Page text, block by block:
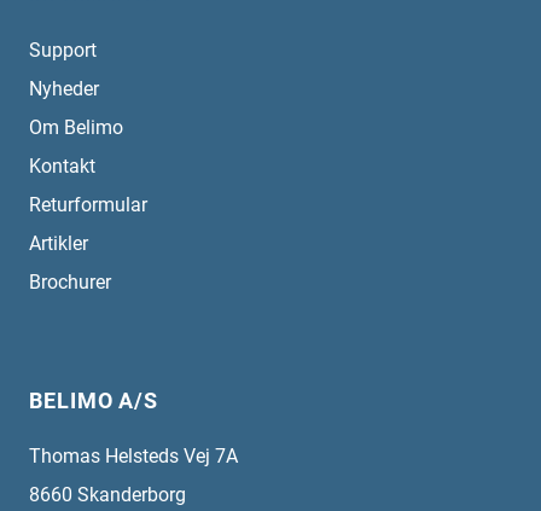
Support
Nyheder
Om Belimo
Kontakt
Returformular
Artikler
Brochurer
BELIMO A/S
Thomas Helsteds Vej 7A
8660 Skanderborg